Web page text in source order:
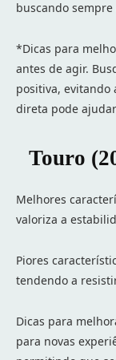
buscando
*Dicas para
antes de agir.
positiva, evitando
direta pode
Touro
Melhores
valoriza a
Piores
tendendo a
Dicas para
para novas